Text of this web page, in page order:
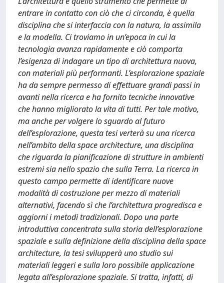
entrare in contatto con ciò che ci circonda, è quella
disciplina che si interfaccia con la natura, la assimila
e la modella. Ci troviamo in un’epoca in cui la
tecnologia avanza rapidamente e ciò comporta
l’esigenza di indagare un tipo di architettura nuova,
con materiali più performanti. L’esplorazione spaziale
ha da sempre permesso di effettuare grandi passi in
avanti nella ricerca e ha fornito tecniche innovative
che hanno migliorato la vita di tutti. Per tale motivo,
ma anche per volgere lo sguardo al futuro
dell’esplorazione, questa tesi verterà su una ricerca
nell’ambito della space architecture, una disciplina
che riguarda la pianificazione di strutture in ambienti
estremi sia nello spazio che sulla Terra. La ricerca in
questo campo permette di identificare nuove
modalità di costruzione per mezzo di materiali
alternativi, facendo sì che l’architettura progredisca e
aggiorni i metodi tradizionali. Dopo una parte
introduttiva concentrata sulla storia dell’esplorazione
spaziale e sulla definizione della disciplina della space
architecture, la tesi svilupperà uno studio sui
materiali leggeri e sulla loro possibile applicazione
legata all’esplorazione spaziale. Si tratta, infatti, di